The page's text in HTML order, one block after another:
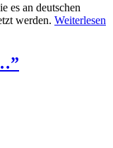
es an deutschen
werden. Weiterlesen